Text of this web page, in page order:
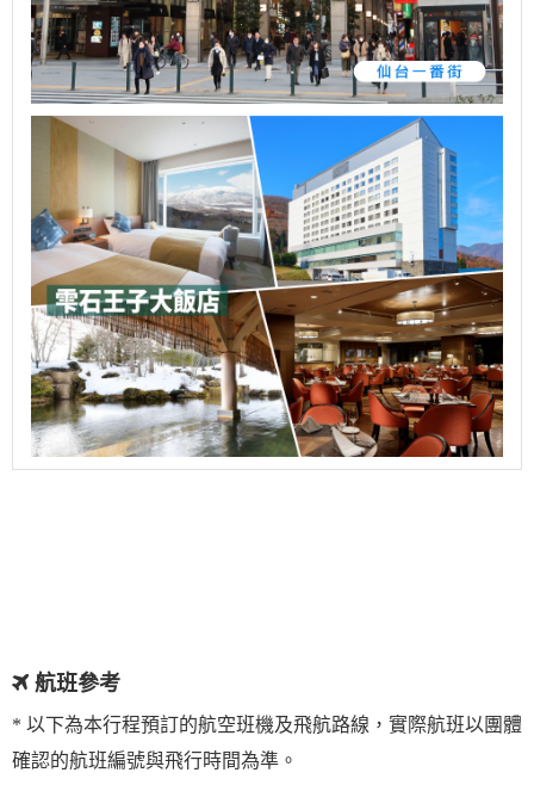
航班參考
* 以下為本行程預訂的航空班機及飛航路線，實際航班以團體
確認的航班編號與飛行時間為準。